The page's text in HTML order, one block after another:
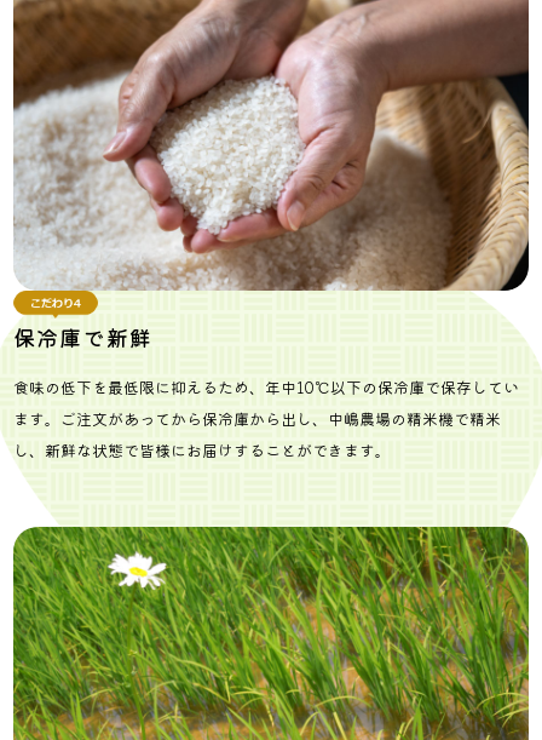
保冷庫で新鮮
食味の低下を最低限に抑えるため、年中10℃以下の保冷庫で保存してい
ます。ご注文があってから保冷庫から出し、中嶋農場の精米機で精米
し、新鮮な状態で皆様にお届けすることができます。